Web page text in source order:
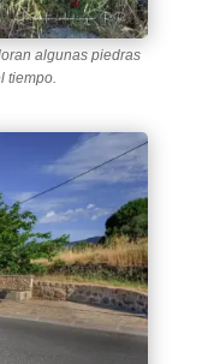
algunas piedras
tiempo.